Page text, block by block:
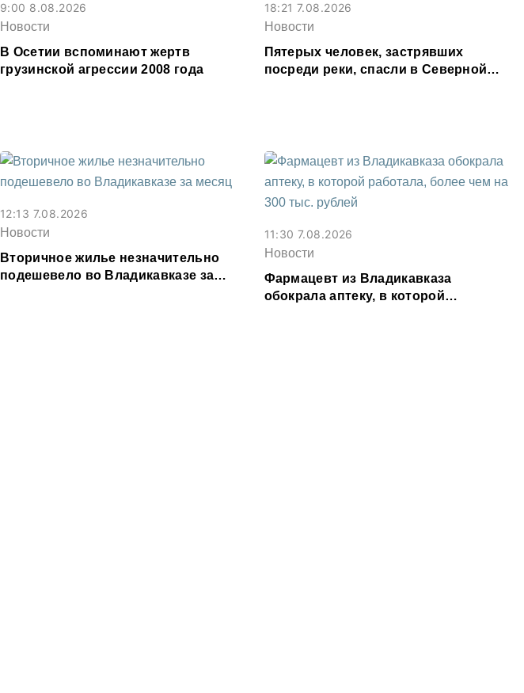
9:00 8.08.2026
Новости
В Осетии вспоминают жертв
грузинской агрессии 2008 года
18:21 7.08.2026
Новости
Пятерых человек, застрявших
посреди реки, спасли в Северной
12:13 7.08.2026
Новости
Вторичное жилье незначительно
подешевело во Владикавказе за
11:30 7.08.2026
Новости
Фармацевт из Владикавказа
обокрала аптеку, в которой